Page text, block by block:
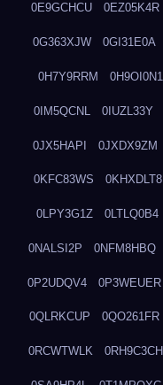
0E9GCHCU 0EZ05K4R
0G363XJW 0GI31E0A
0H7Y9RRM 0H9OI0N1
0IM5QCNL 0IUZL33Y
0JX5HAPI 0JXDX9ZM
0KFC83WS 0KHXDLT8
0LPY3G1Z 0LTLQ0B4
0NALSI2P 0NFM8HBQ
0P2UDQV4 0P3WEUER
0QLRKCUP 0QO261FR
0RCWTWLK 0RH9C3CH